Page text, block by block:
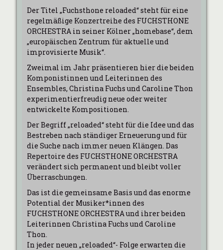
Der Titel „Fuchsthone reloaded“ steht für eine
regelmäßige Konzertreihe des FUCHSTHONE
ORCHESTRA in seiner Kölner „homebase“, dem
„europäischen Zentrum für aktuelle und
improvisierte Musik“.
Zweimal im Jahr präsentieren hier die beiden
Komponistinnen und Leiterinnen des
Ensembles, Christina Fuchs und Caroline Thon
experimentierfreudig neue oder weiter
entwickelte Kompositionen.
Der Begriff „reloaded“ steht für die Idee und das
Bestreben nach ständiger Erneuerung und für
die Suche nach immer neuen Klängen. Das
Repertoire des FUCHSTHONE ORCHESTRA
verändert sich permanent und bleibt voller
Überraschungen.
Das ist die gemeinsame Basis und das enorme
Potential der Musiker*innen des
FUCHSTHONE ORCHESTRA und ihrer beiden
Leiterinnen Christina Fuchs und Caroline
Thon.
In jeder neuen „reloaded“- Folge erwarten die